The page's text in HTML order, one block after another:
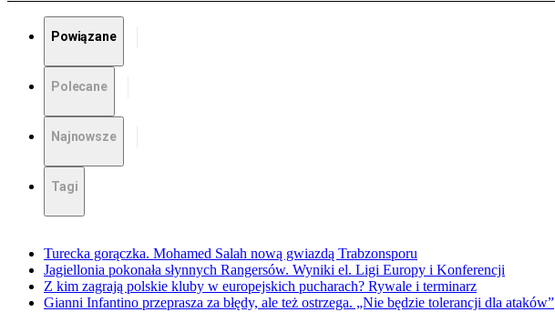
Powiązane
Polecane
Najnowsze
Tagi
Turecka gorączka. Mohamed Salah nową gwiazdą Trabzonsporu
Jagiellonia pokonała słynnych Rangersów. Wyniki el. Ligi Europy i Konferencji
Z kim zagrają polskie kluby w europejskich pucharach? Rywale i terminarz
Gianni Infantino przeprasza za błędy, ale też ostrzega. „Nie będzie tolerancji dla ataków”